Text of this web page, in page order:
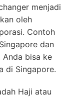
menjadi
oleh
Contoh
dan
Anda bisa ke
di Singapore.
Haji atau